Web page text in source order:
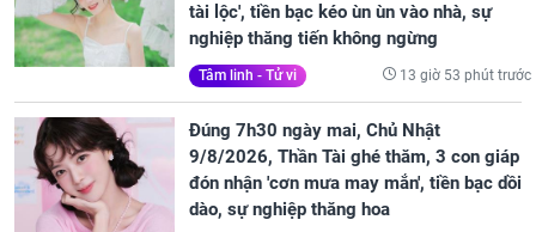
tài lộc', tiền bạc kéo ùn ùn vào nhà, sự
nghiệp thăng tiến không ngừng
Tâm linh - Tử vi 13 giờ 53 phút trước
Đúng 7h30 ngày mai, Chủ Nhật
9/8/2026, Thần Tài ghé thăm, 3 con giáp
đón nhận 'cơn mưa may mắn', tiền bạc dồi
dào, sự nghiệp thăng hoa